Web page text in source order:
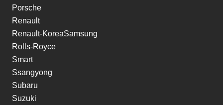
Porsche
Renault
Renault-KoreaSamsung
Rolls-Royce
Smart
Ssangyong
Subaru
Suzuki